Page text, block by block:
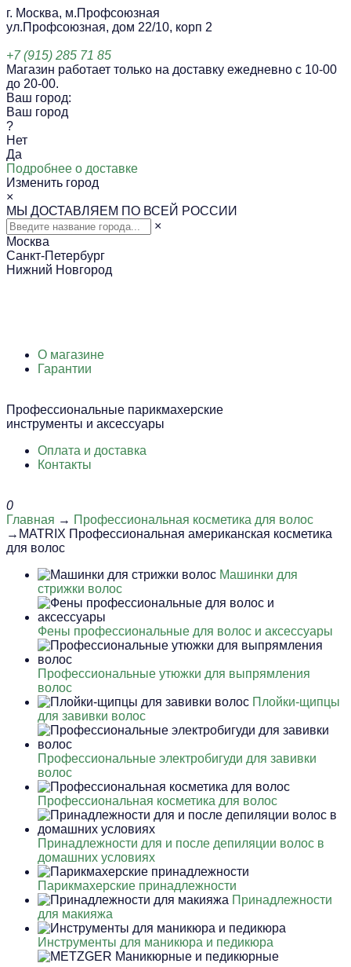
г. Москва, м.Профсоюзная
ул.Профсоюзная, дом 22/10, корп 2
+7 (915) 285 71 85
Магазин работает только на доставку ежедневно с 10-00
до 20-00.
Ваш город:
Ваш город
?
Нет
Да
Подробнее о доставке
Изменить город
×
МЫ ДОСТАВЛЯЕМ ПО ВСЕЙ РОССИИ
×
Москва
Санкт-Петербург
Нижний Новгород
О магазине
Гарантии
Профессиональные парикмахерские
инструменты и аксессуары
Оплата и доставка
Контакты
0
Главная → Профессиональная косметика для волос
→MATRIX Профессиональная американская косметика
для волос
Машинки для
стрижки волос
Фены профессиональные для волос и аксессуары
Профессиональные утюжки для выпрямления
волос
Плойки-щипцы
для завивки волос
Профессиональные электробигуди для завивки
волос
Профессиональная косметика для волос
Принадлежности для и после депиляции волос в
домашних условиях
Парикмахерские принадлежности
Принадлежности
для макияжа
Инструменты для маникюра и педикюра